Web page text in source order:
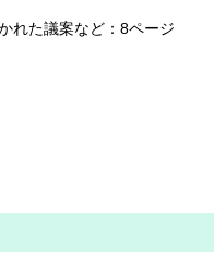
れた議案など：8ページ